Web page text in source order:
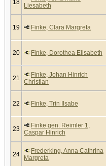
18
Liesabeth
19 Finke, Clara Margreta
20 Finke, Dorothea Elisabeth
21
Finke, Johan Hinrich
Christian
22 Finke, Trin Ilsabe
23
Finke gen. Reimler 1,
Caspar Hinrich
24
Frederking, Anna Cathrina
Margreta